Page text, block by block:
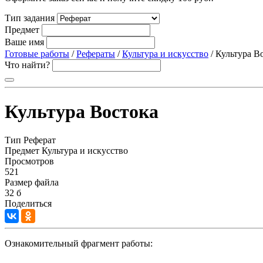
Тип задания
Предмет
Ваше имя
Готовые работы /Рефераты /Культура и искусство / Культура
Что найти?
Культура Востока
Тип Реферат
Предмет Культура и искусство
Просмотров
521
Размер файла
32 б
Поделиться
Ознакомительный фрагмент работы: